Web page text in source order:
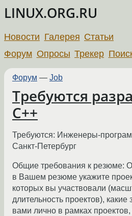
LINUX.ORG.RU
Новости Галерея Статьи
Форум Опросы Трекер
Форум — Job
Требуются
С++
Требуются: Инженеры-
Санкт-Петербург
Общие требования к резюме:
в Вашем резюме укажите
которых вы участвовали
длительность проектов),
вами лично в рамках проектов,